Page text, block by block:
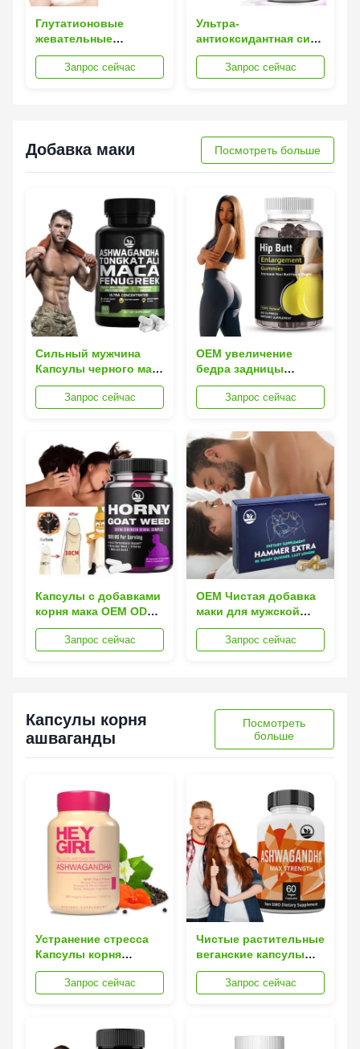
Глутатионовые
жевательные
конфеты для
осветления кожи и
Запрос сейчас
Ультра-
антиоксидантная сила
озаряет кожу
Глутатион таблетки
Запрос сейчас
Добавка маки Посмотреть больше
Сильный мужчина
Капсулы черного мака
Увеличение силы
Увеличение энергии
Запрос сейчас
OEM увеличение
бедра задницы
добавка маки
органические
для женщин травяные
Запрос сейчас
Капсулы с добавками
корня мака OEM ODM
повышают энергию и
улучшают жизненные
Запрос сейчас
OEM Чистая добавка
маки для мужской
выносливости и
гормонального
Запрос сейчас
Капсулы корня
ашваганды
Посмотреть
больше
Устранение стресса
Капсулы корня
ашваганды
Укрепление
жизненной силы
Запрос сейчас
Чистые растительные
веганские капсулы
корня ашваганды для
снятия стресса
Запрос сейчас